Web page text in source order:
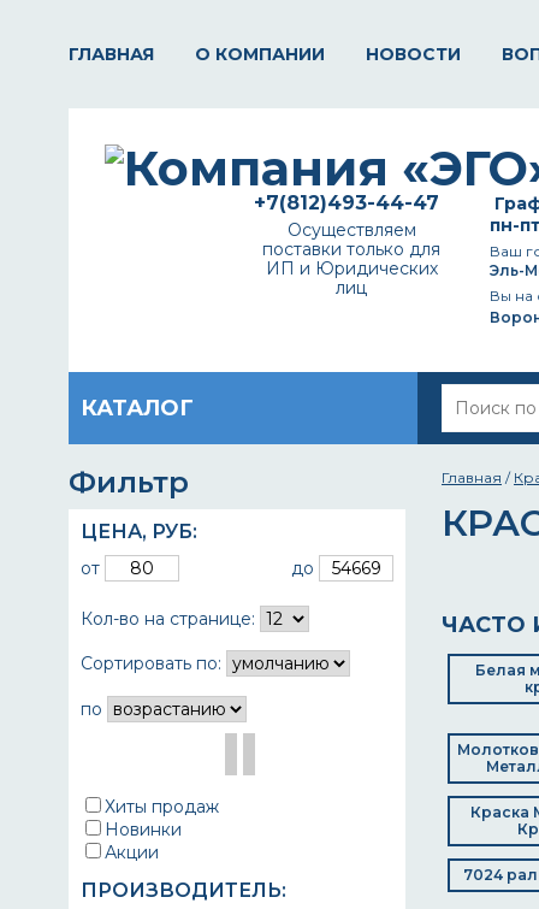
ГЛАВНАЯ О КОМПАНИИ НОВОСТИ
пн-
Ваш
Эль-
Вы на
+7(812)493-44-47
Осуществляем
поставки только для
ИП и Юридических
лиц
КАТАЛОГ
Фильтр
ЦЕНА, РУБ:
от до
Кол-во на странице:
Сортировать по:
по
Хиты продаж
Новинки
Акции
ПРОИЗВОДИТЕЛЬ:
Главная /
ЧАСТО
Белая
Краска
7024